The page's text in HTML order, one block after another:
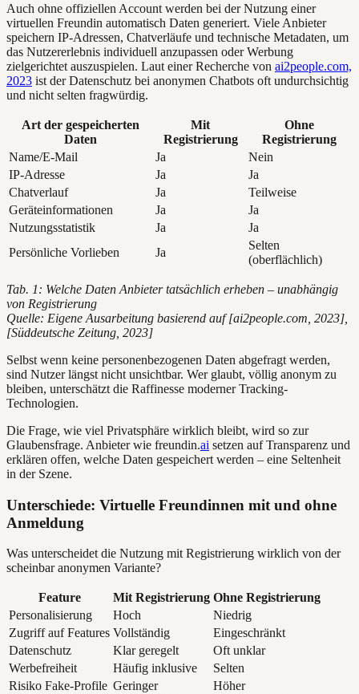
Auch ohne offiziellen Account werden bei der Nutzung einer
virtuellen Freundin automatisch Daten generiert. Viele Anbieter
speichern IP-Adressen, Chatverläufe und technische Metadaten, um
das Nutzererlebnis individuell anzupassen oder Werbung
zielgerichtet auszuspielen. Laut einer Recherche von ai2people.com,
2023 ist der Datenschutz bei anonymen Chatbots oft undurchsichtig
und nicht selten fragwürdig.
Art der gespeicherten
Daten
Mit
Registrierung
Ohne
Registrierung
Name/E-Mail
Ja
Nein
IP-Adresse
Ja
Ja
Chatverlauf
Ja
Teilweise
Geräteinformationen
Ja
Ja
Nutzungsstatistik
Ja
Ja
Persönliche Vorlieben
Ja
Selten
(oberflächlich)
Tab. 1: Welche Daten Anbieter tatsächlich erheben – unabhängig
von Registrierung
Quelle: Eigene Ausarbeitung basierend auf [ai2people.com, 2023],
[Süddeutsche Zeitung, 2023]
Selbst wenn keine personenbezogenen Daten abgefragt werden,
sind Nutzer längst nicht unsichtbar. Wer glaubt, völlig anonym zu
bleiben, unterschätzt die Raffinesse moderner Tracking-
Technologien.
Die Frage, wie viel Privatsphäre wirklich bleibt, wird so zur
Glaubensfrage. Anbieter wie freundin.ai setzen auf Transparenz und
erklären offen, welche Daten gespeichert werden – eine Seltenheit
in der Szene.
Unterschiede: Virtuelle Freundinnen mit und ohne
Anmeldung
Was unterscheidet die Nutzung mit Registrierung wirklich von der
scheinbar anonymen Variante?
Feature Mit Registrierung Ohne Registrierung
Personalisierung
Hoch
Niedrig
Zugriff auf Features Vollständig
Eingeschränkt
Datenschutz
Klar geregelt
Oft unklar
Werbefreiheit
Häufig inklusive
Selten
Risiko Fake-Profile Geringer
Höher